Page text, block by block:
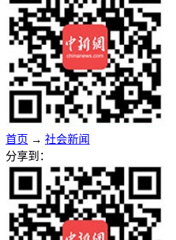
首页 → 社会新闻
分享到：